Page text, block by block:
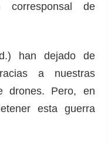
de
han dejado de
a nuestras
drones. Pero, en
esta guerra